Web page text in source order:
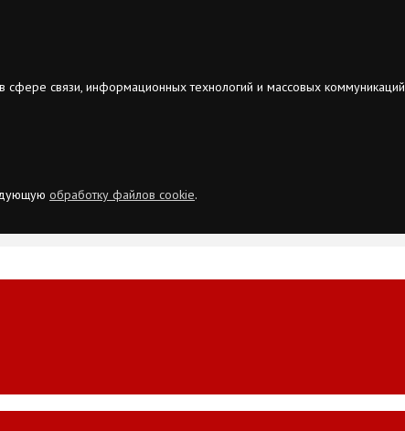
связи, информационных технологий и массовых коммуникаций
обработку файлов cookie.